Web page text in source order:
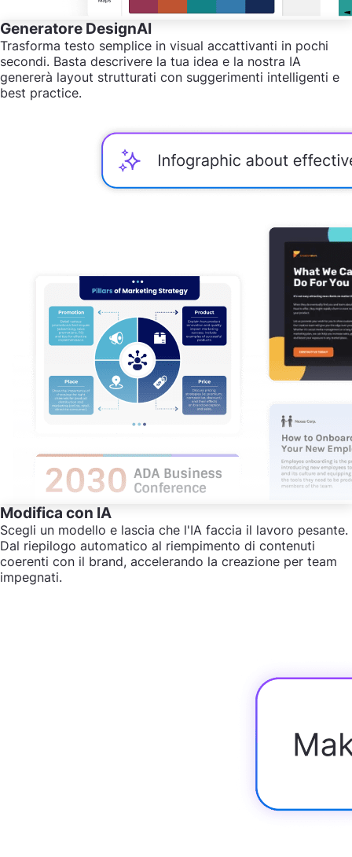
Generatore DesignAI
Trasforma testo semplice in visual accattivanti in pochi
secondi. Basta descrivere la tua idea e la nostra IA
genererà layout strutturati con suggerimenti intelligenti e
best practice.
Modifica con IA
Scegli un modello e lascia che l'IA faccia il lavoro pesante.
Dal riepilogo automatico al riempimento di contenuti
coerenti con il brand, accelerando la creazione per team
impegnati.